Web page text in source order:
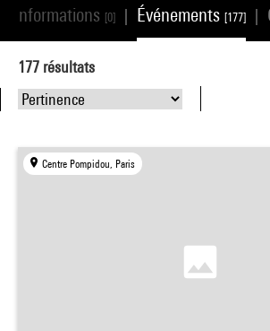
Informations [0] Événements [177]
177 résultats
Centre Pompidou, Paris